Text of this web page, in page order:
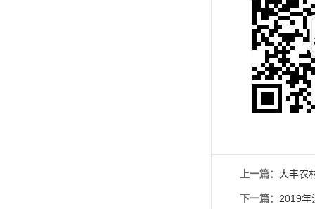
上一篇： 大丰农
下一篇： 2019年